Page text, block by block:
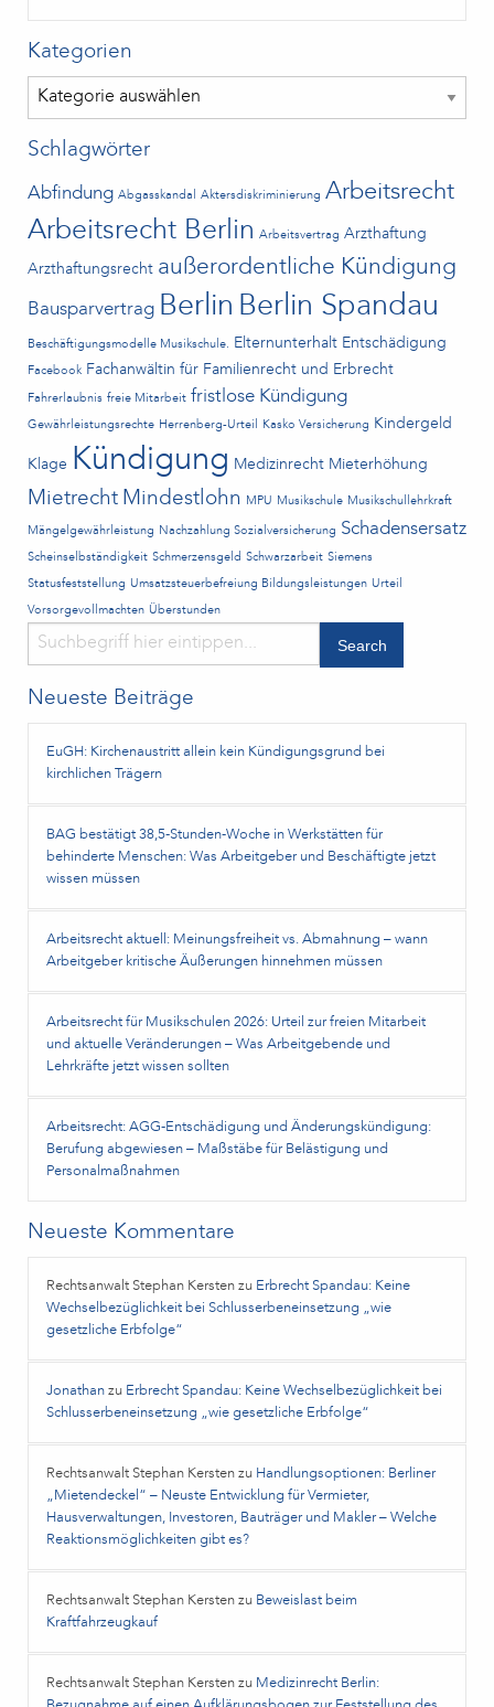
Kategorien
Kategorien
Schlagwörter
Abfindung Abgasskandal Aktersdiskriminierung Arbeitsrecht
Arbeitsrecht Berlin Arbeitsvertrag Arzthaftung
Arzthaftungsrecht außerordentliche Kündigung
Bausparvertrag Berlin Berlin Spandau
Beschäftigungsmodelle Musikschule. Elternunterhalt Entschädigung
Facebook Fachanwältin für Familienrecht und Erbrecht
Fahrerlaubnis freie Mitarbeit fristlose Kündigung
Gewährleistungsrechte Herrenberg-Urteil Kasko Versicherung Kindergeld
Klage Kündigung Medizinrecht Mieterhöhung
Mietrecht Mindestlohn MPU Musikschule Musikschullehrkraft
Mängelgewährleistung Nachzahlung Sozialversicherung Schadensersatz
Scheinselbständigkeit Schmerzensgeld Schwarzarbeit Siemens
Statusfeststellung Umsatzsteuerbefreiung Bildungsleistungen Urteil
Vorsorgevollmachten Überstunden
Neueste Beiträge
EuGH: Kirchenaustritt allein kein Kündigungsgrund bei
kirchlichen Trägern
BAG bestätigt 38,5‑Stunden‑Woche in Werkstätten für
behinderte Menschen: Was Arbeitgeber und Beschäftigte jetzt
wissen müssen
Arbeitsrecht aktuell: Meinungsfreiheit vs. Abmahnung – wann
Arbeitgeber kritische Äußerungen hinnehmen müssen
Arbeitsrecht für Musikschulen 2026: Urteil zur freien Mitarbeit
und aktuelle Veränderungen – Was Arbeitgebende und
Lehrkräfte jetzt wissen sollten
Arbeitsrecht: AGG-Entschädigung und Änderungskündigung:
Berufung abgewiesen – Maßstäbe für Belästigung und
Personalmaßnahmen
Neueste Kommentare
Rechtsanwalt Stephan Kersten zu Erbrecht Spandau: Keine
Wechselbezüglichkeit bei Schlusserbeneinsetzung „wie
gesetzliche Erbfolge“
Jonathan zu Erbrecht Spandau: Keine Wechselbezüglichkeit bei
Schlusserbeneinsetzung „wie gesetzliche Erbfolge“
Rechtsanwalt Stephan Kersten zu Handlungsoptionen: Berliner
„Mietendeckel“ – Neuste Entwicklung für Vermieter,
Hausverwaltungen, Investoren, Bauträger und Makler – Welche
Reaktionsmöglichkeiten gibt es?
Rechtsanwalt Stephan Kersten zu Beweislast beim
Kraftfahrzeugkauf
Rechtsanwalt Stephan Kersten zu Medizinrecht Berlin: